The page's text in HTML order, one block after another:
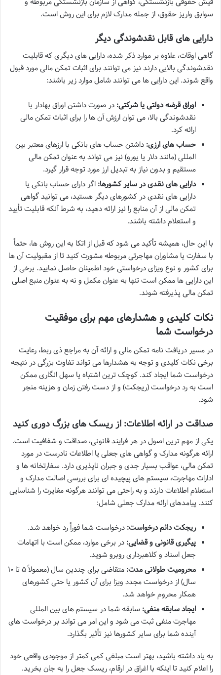
سوابق واریز حقوق، از جمله مدارک لازم برای این روش است.
دارایی های قابل نقدشوندگی دیگر
گاهی اوقات، علاوه بر موارد ذکر شده، دارایی های دیگری که قابلیت
نقدشوندگی بالایی دارند نیز می توانند برای اثبات تمکن مالی مورد قبول
واقع شوند. این دارایی ها می توانند شامل موارد زیر باشند:
اوراق قرضه دولتی یا شرکتی: در صورت داشتن اوراق بهادار با
نقدشوندگی بالا، می توان ارزش آن ها را برای اثبات تمکن مالی
ارائه کرد.
حساب های ارزی: داشتن حساب های بانکی با ارزهای معتبر بین
المللی (مانند دلار یا یورو) نیز می تواند به عنوان تمکن مالی
مستقیم و بدون نیاز به تبدیل ارز مورد توجه قرار گیرد.
دارایی های نقدی در سایر کشورها: اگر دارای حساب بانکی یا
دارایی های نقدی در کشورهای دیگر هستید، می توانید گواهی
تمکن مالی از آن منابع را نیز ارائه دهید، به شرط آنکه قابلیت تأیید
و استعلام داشته باشند.
با این حال، همیشه تأکید می شود که قبل از اتکا به این روش ها، حتماً
با سفارت یا مشاوران مهاجرتی مربوطه مشورت کنید تا از مقبولیت آن ها
برای کشور و نوع ویزای درخواستی خود اطمینان حاصل نمایید. برخی از
این دارایی ها ممکن است تنها به عنوان مکمل و نه به عنوان منبع اصلی
تمکن مالی پذیرفته شوند.
نکات کلیدی و هشدارهای مهم برای موفقیت
درخواست شما
در مسیر دریافت نامه تمکن مالی و ارائه آن به مراجع ذی ربط، رعایت
برخی نکات کلیدی و توجه به هشدارها می تواند تفاوت بزرگی در نتیجه
درخواست شما ایجاد کند. کوچک ترین اشتباه یا سهل انگاری ممکن
است به رد درخواست (ریجکت) و از دست رفتن زمان و هزینه منجر
شود.
صداقت در ارائه اطلاعات: از ریسک های بزرگ دوری کنید
یکی از مهم ترین اصول در هر فرایند قانونی، صداقت و شفافیت است.
ارائه هرگونه مدارک و گواهی های جعلی یا اطلاعات نادرست در مورد
تمکن مالی، عواقب بسیار جدی و جبران ناپذیری دارد. سفارتخانه ها و
ادارات مهاجرت، سیستم های پیچیده ای برای بررسی اصالت مدارک و
استعلام اطلاعات دارند و به راحتی می توانند هرگونه مغایرت را شناسایی
کنند. پیامدهای ارائه مدارک جعلی شامل:
ریجکت دائم درخواست: درخواست شما فوراً رد خواهد شد.
پیگیری قانونی و قضایی: در برخی موارد، ممکن است با اتهامات
جعل اسناد و کلاهبرداری روبرو شوید.
محرومیت طولانی مدت:
متقاضی برای چندین سال (معمولاً ۵ تا ۱۰
سال) از درخواست مجدد ویزا برای آن کشور یا حتی کشورهای
همکار محروم خواهد شد.
ایجاد سابقه منفی: سابقه شما در سیستم های بین المللی
مهاجرت منفی ثبت می شود و این امر می تواند بر درخواست های
آینده شما برای سایر کشورها نیز تأثیر بگذارد.
به یاد داشته باشید، بهتر است مبلغی کمی کمتر از موجودی واقعی خود
را اعلام کنید تا اینکه با اغراق در ارقام، ریسک جعل را به جان بخرید.